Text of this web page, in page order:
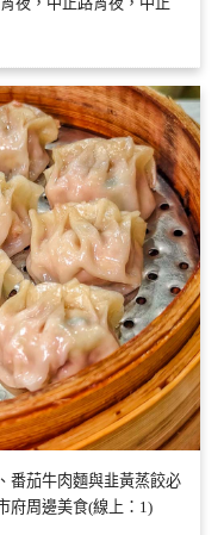
番茄牛肉麵與韭黃蒸餃必
府周邊美食(線上：1)